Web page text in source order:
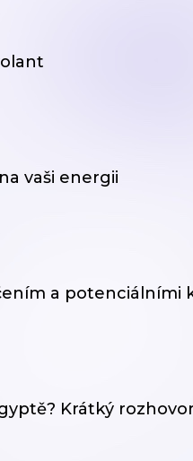
vaši energii
a potenciálními
Krátký